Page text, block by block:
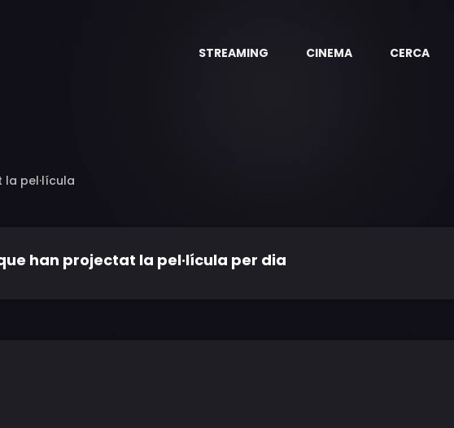
STREAMING CINEMA CERCA
pel·lícula
han projectat la pel·lícula per dia